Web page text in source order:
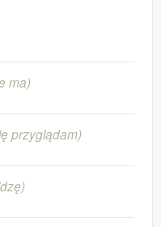
ma)
przyglądam)